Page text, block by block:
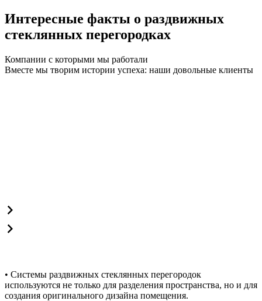
Интересные факты о раздвижных
стеклянных перегородках
Компании с которыми мы работали
Вместе мы творим истории успеха: наши довольные клиенты
• Системы раздвижных стеклянных перегородок
используются не только для разделения пространства, но и для
создания оригинального дизайна помещения.